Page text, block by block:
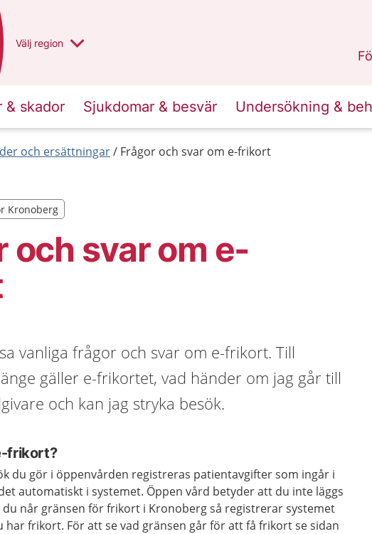
Du har valt region
Välj en annan
region
& skador Sjukdomar & besvär Undersökning &
och ersättningar Frågor och svar om e-frikort
och svar om e-
Kronoberg
Kronoberg
vanliga frågor och svar om e-frikort. Till
gäller e-frikortet, vad händer om jag går till
och kan jag stryka besök.
frikort?
du gör i öppenvården registreras patientavgifter som ingår i
automatiskt i systemet. Öppen vård betyder att du inte läggs
du når gränsen för frikort i Kronoberg så registrerar systemet
frikort. För att se vad gränsen går för att få frikort se sidan